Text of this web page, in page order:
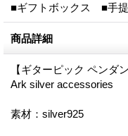
■ギフトボックス ■手
商品詳細
【ギターピック ペンダ
Ark silver accessories
素材：silver925